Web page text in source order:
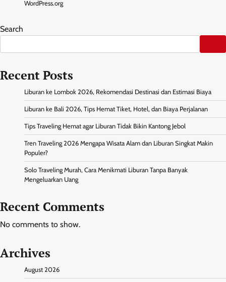
WordPress.org
Search
Recent Posts
Liburan ke Lombok 2026, Rekomendasi Destinasi dan Estimasi Biaya
Liburan ke Bali 2026, Tips Hemat Tiket, Hotel, dan Biaya Perjalanan
Tips Traveling Hemat agar Liburan Tidak Bikin Kantong Jebol
Tren Traveling 2026 Mengapa Wisata Alam dan Liburan Singkat Makin
Populer?
Solo Traveling Murah, Cara Menikmati Liburan Tanpa Banyak
Mengeluarkan Uang
Recent Comments
No comments to show.
Archives
August 2026